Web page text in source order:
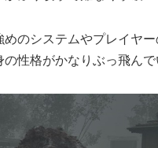
のシステムやプレイヤ
性格がかなりぶっ飛んで